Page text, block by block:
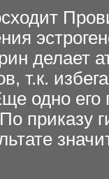
делает
т.к.
одно
приказу